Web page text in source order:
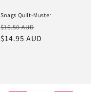
Snags Quilt-Muster
Normaler
Preis
$16.50 AUD
$14.95 AUD